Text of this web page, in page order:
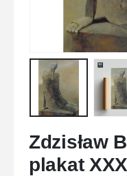
Zdzisław
plakat